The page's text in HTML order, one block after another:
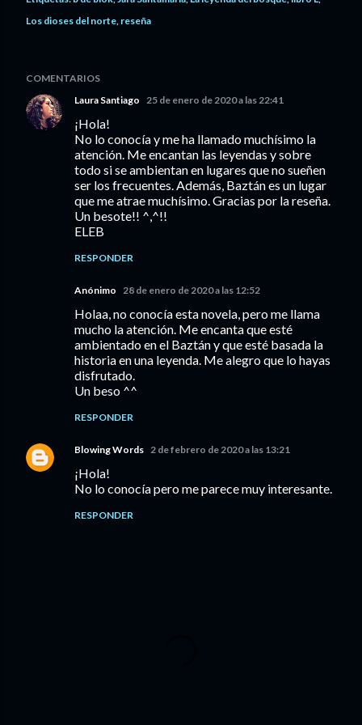
Los dioses del norte reseña
COMENTARIOS
Laura Santiago
25 de enero de 2020 a las 22:41
¡Hola!
No lo conocía y me ha llamado muchísimo la
atención. Me encantan las leyendas y sobre
todo si se ambientan en lugares que no sueñen
ser los frecuentes. Además, Baztán es un lugar
que me atrae muchísimo. Gracias por la reseña.
Un besote!! ^,^!!
ELEB
RESPONDER
Anónimo 28 de enero de 2020 a las 12:52
Holaa, no conocía esta novela, pero me llama
mucho la atención. Me encanta que esté
ambientado en el Baztán y que esté basada la
historia en una leyenda. Me alegro que lo hayas
disfrutado.
Un beso ^^
RESPONDER
Blowing Words 2 de febrero de 2020 a las 13:21
¡Hola!
No lo conocía pero me parece muy interesante.
RESPONDER